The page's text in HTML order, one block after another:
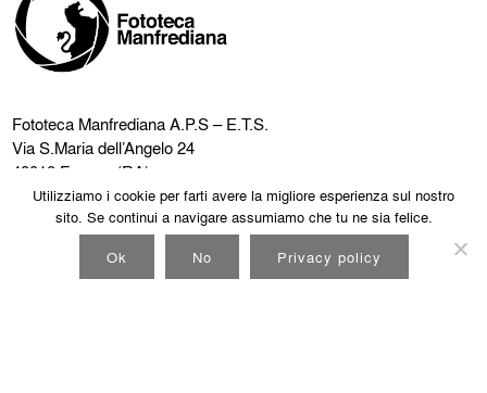
Fototeca ManfredianaA.P.S – E.T.S.
Via S.Maria dell’Angelo 24
48018 Faenza (RA)
Codice Fiscale 90035620393
Tutte le immagini dell’archivio
Utilizziamo i cookie per farti avere la migliore esperienza sul nostro
sito. Se continui a navigare assumiamo che tu ne sia felice.
Ok
No Privacy policy